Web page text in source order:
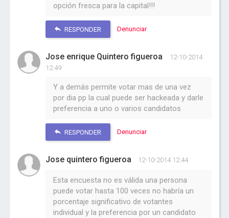
opción fresca para la capital!!!
RESPONDER Denunciar
Jose enrique Quintero figueroa
12-10-2014
12:49
Y a demás permite votar mas de una vez
por dia pp la cual puede ser hackeada y darle
preferencia a uno o varios candidatos
RESPONDER Denunciar
Jose quintero figueroa 12-10-2014 12:44
Esta encuesta no es válida una persona
puede votar hasta 100 veces no habría un
porcentaje significativo de votantes
individual y la preferencia por un candidato